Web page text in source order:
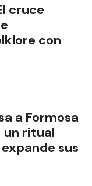
cruce
con
a Formosa
un ritual
sus